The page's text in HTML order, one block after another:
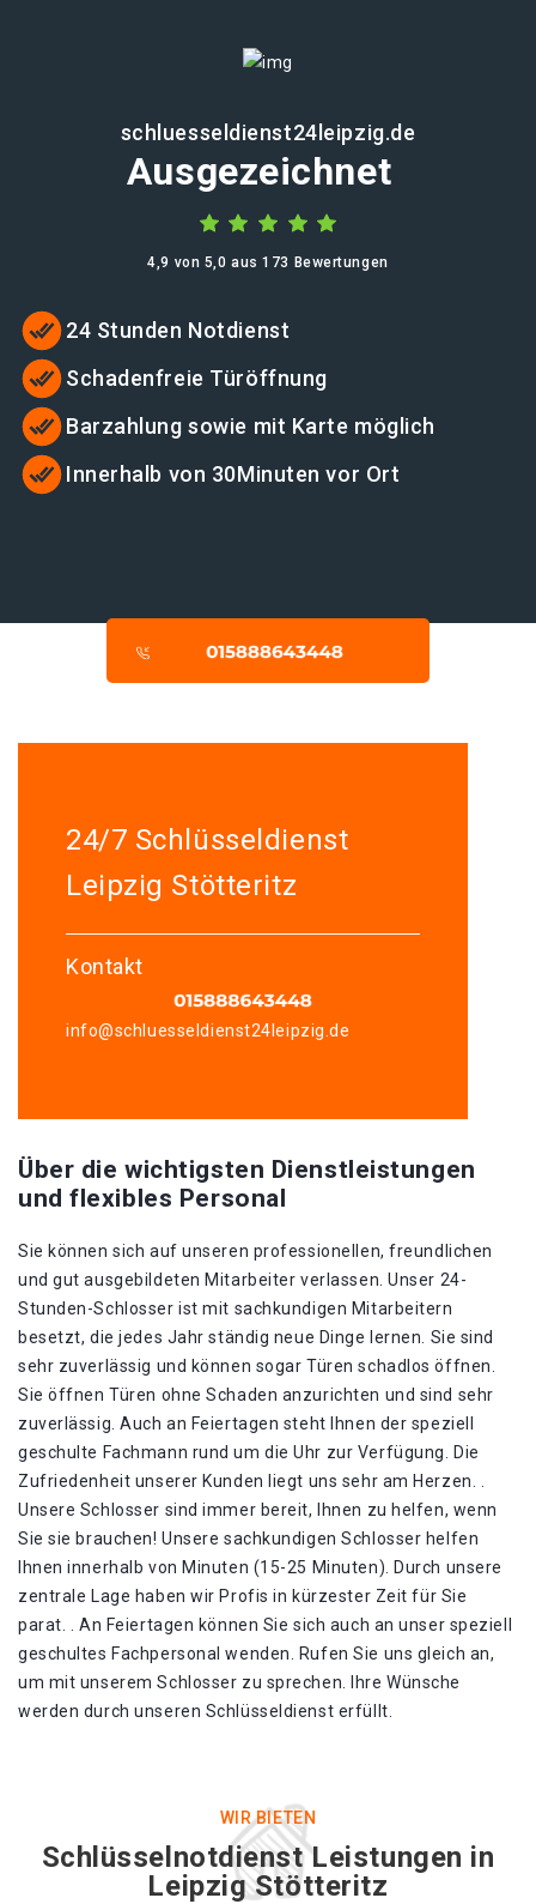
schluesseldienst24leipzig.de
Ausgezeichnet
4,9 von 5,0 aus 173 Bewertungen
24 Stunden Notdienst
Schadenfreie Türöffnung
Barzahlung sowie mit Karte möglich
Innerhalb von 30Minuten vor Ort
24/7 Schlüsseldienst
Leipzig Stötteritz
Kontakt
info@schluesseldienst24leipzig.de
Über die wichtigsten Dienstleistungen
und flexibles Personal
Sie können sich auf unseren professionellen, freundlichen
und gut ausgebildeten Mitarbeiter verlassen. Unser 24-
Stunden-Schlosser ist mit sachkundigen Mitarbeitern
besetzt, die jedes Jahr ständig neue Dinge lernen. Sie sind
sehr zuverlässig und können sogar Türen schadlos öffnen.
Sie öffnen Türen ohne Schaden anzurichten und sind sehr
zuverlässig. Auch an Feiertagen steht Ihnen der speziell
geschulte Fachmann rund um die Uhr zur Verfügung. Die
Zufriedenheit unserer Kunden liegt uns sehr am Herzen. .
Unsere Schlosser sind immer bereit, Ihnen zu helfen, wenn
Sie sie brauchen! Unsere sachkundigen Schlosser helfen
Ihnen innerhalb von Minuten (15-25 Minuten). Durch unsere
zentrale Lage haben wir Profis in kürzester Zeit für Sie
parat. . An Feiertagen können Sie sich auch an unser speziell
geschultes Fachpersonal wenden. Rufen Sie uns gleich an,
um mit unserem Schlosser zu sprechen. Ihre Wünsche
werden durch unseren Schlüsseldienst erfüllt.
WIR BIETEN
Schlüsselnotdienst Leistungen in
Leipzig Stötteritz